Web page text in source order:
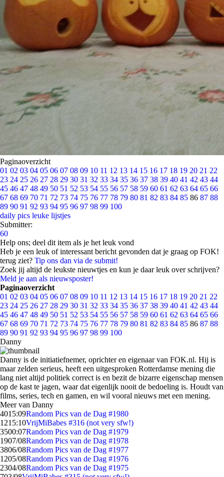
Paginaoverzicht
01 02 03 04 05 06 07 08 09 10 11 12 13 14 15 16 17 18 19 20 21 22
23 24 25 26 27 28 29 30 31 32 33 34 35 36 37 38 39 40 41 42 43 44
45 46 47 48 49 50 51 52 53 54 55 56 57 58 59 60 61 62 63 64 65 66
67 68 69 70 71 72 73 74 75 76 77 78 79 80 81 82 83 84 85 86 87 88
89 90 91 92 93 94 95 96 97 98 99 100
daily pics leuke lijstjes
Submitter:
60
Help ons; deel dit item als je het leuk vond
Heb je een leuk of interessant bericht gevonden dat je graag op FOK!
terug ziet? Tip ons dan via de submit!
Zoek jij altijd de leukste nieuwtjes en kun je daar leuk over schrijven?
Meld je aan als nieuwsposter!
Paginaoverzicht
01 02 03 04 05 06 07 08 09 10 11 12 13 14 15 16 17 18 19 20 21 22
23 24 25 26 27 28 29 30 31 32 33 34 35 36 37 38 39 40 41 42 43 44
45 46 47 48 49 50 51 52 53 54 55 56 57 58 59 60 61 62 63 64 65 66
67 68 69 70 71 72 73 74 75 76 77 78 79 80 81 82 83 84 85 86 87 88
89 90 91 92 93 94 95 96 97 98 99 100
Danny
Danny is de initiatiefnemer, oprichter en eigenaar van FOK.nl. Hij is
maar zelden serieus, heeft een uitgesproken Rotterdamse mening die
lang niet altijd politiek correct is en bezit de bizarre eigenschap mensen
op de kast te jagen, waar dat eigenlijk nooit de bedoeling is. Houdt van
films, series, tech en gamen, en wil vooral nieuws met een mening.
Meer van Danny
4015:09Random Pics van de Dag #1980
1215:10VrijMiBabes #316 (not very sfw!)
3500:07Random Pics van de Dag #1979
1907/08Random Pics van de Dag #1978
3806/08Random Pics van de Dag #1977
1205/08Random Pics van de Dag #1976
2304/08Random Pics van de Dag #1975